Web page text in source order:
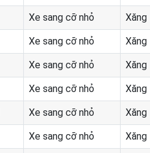
Xe sang cỡ nhỏ Xăng
Xe sang cỡ nhỏ Xăng
Xe sang cỡ nhỏ Xăng
Xe sang cỡ nhỏ Xăng
Xe sang cỡ nhỏ Xăng
Xe sang cỡ nhỏ Xăng